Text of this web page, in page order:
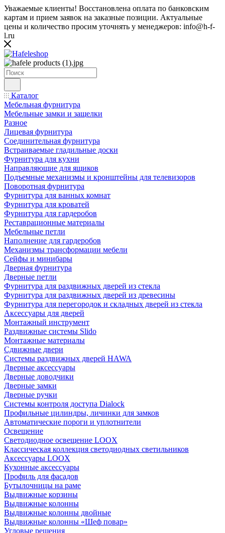
Уважаемые клиенты! Восстановлена оплата по банковским
картам и прием заявок на заказные позиции. Актуальные
цены и количество просим уточнять у менеджеров: info@h-f-
l.ru
Каталог
Мебельная фурнитура
Мебельные замки и защелки
Разное
Лицевая фурнитура
Соединительная фурнитура
Встраиваемые гладильные доски
Фурнитура для кухни
Направляющие для ящиков
Подъемные механизмы и кронштейны для телевизоров
Поворотная фурнитура
Фурнитура для ванных комнат
Фурнитура для кроватей
Фурнитура для гардеробов
Реставрационные материалы
Мебельные петли
Наполнение для гардеробов
Механизмы трансформации мебели
Сейфы и минибары
Дверная фурнитура
Дверные петли
Фурнитура для раздвижных дверей из стекла
Фурнитура для раздвижных дверей из древесины
Фурнитура для перегородок и складных дверей из стекла
Аксессуары для дверей
Монтажный инструмент
Раздвижные системы Slido
Монтажные материалы
Сдвижные двери
Системы раздвижных дверей HAWA
Дверные аксессуары
Дверные доводчики
Дверные замки
Дверные ручки
Системы контроля доступа Dialock
Профильные цилиндры, личинки для замков
Автоматические пороги и уплотнители
Освещение
Светодиодное освещение LOOX
Классическая коллекция светодиодных светильников
Аксессуары LOOX
Кухонные аксессуары
Профиль для фасадов
Бутылочницы на раме
Выдвижные корзины
Выдвижные колонны
Выдвижные колонны двойные
Bыдвижные колонны «Шеф повар»
Угловые решения